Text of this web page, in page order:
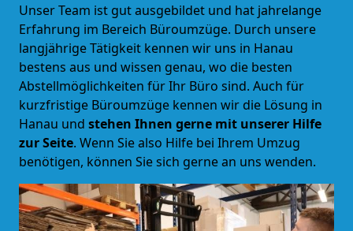
Unser Team ist gut ausgebildet und hat jahrelange
Erfahrung im Bereich Büroumzüge. Durch unsere
langjährige Tätigkeit kennen wir uns in Hanau
bestens aus und wissen genau, wo die besten
Abstellmöglichkeiten für Ihr Büro sind. Auch für
kurzfristige Büroumzüge kennen wir die Lösung in
Hanau und stehen Ihnen gerne mit unserer Hilfe
zur Seite. Wenn Sie also Hilfe bei Ihrem Umzug
benötigen, können Sie sich gerne an uns wenden.